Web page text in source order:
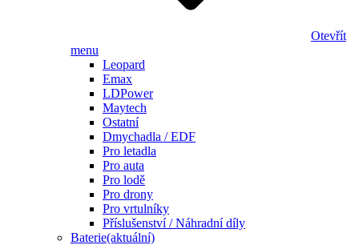
Otevřít
menu
Leopard
Emax
LDPower
Maytech
Ostatní
Dmychadla / EDF
Pro letadla
Pro auta
Pro lodě
Pro drony
Pro vrtulníky
Příslušenství / Náhradní díly
Baterie(aktuální)